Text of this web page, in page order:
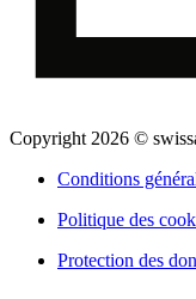
Copyright 2026 ©
Conditions
Politique des
Protection des